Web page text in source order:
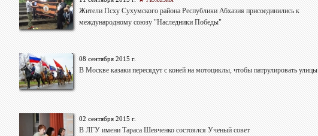
Жители Псху Сухумского района Республики Абхазия присоединились к
международному союзу "Наследники Победы"
08 сентября 2015 г.
В Москве казаки пересядут с коней на мотоциклы, чтобы патрулировать улицы
02 сентября 2015 г.
В ЛГУ имени Тараса Шевченко состоялся Ученый совет